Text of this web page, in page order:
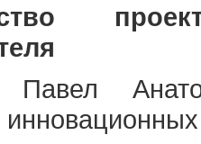
Павел